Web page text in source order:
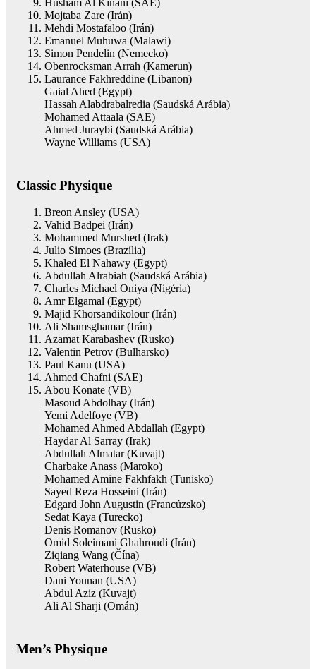
Mojtaba Zare (Irán)
Mehdi Mostafaloo (Irán)
Emanuel Muhuwa (Malawi)
Simon Pendelin (Nemecko)
Obenrocksman Arrah (Kamerun)
Laurance Fakhreddine (Libanon)
Gaial Ahed (Egypt)
Hassah Alabdrabalredia (Saudská Arábia)
Mohamed Attaala (SAE)
Ahmed Juraybi (Saudská Arábia)
Wayne Williams (USA)
Classic Physique
Breon Ansley (USA)
Vahid Badpei (Irán)
Mohammed Murshed (Irak)
Julio Simoes (Brazília)
Khaled El Nahawy (Egypt)
Abdullah Alrabiah (Saudská Arábia)
Charles Michael Oniya (Nigéria)
Amr Elgamal (Egypt)
Majid Khorsandikolour (Irán)
Ali Shamsghamar (Irán)
Azamat Karabashev (Rusko)
Valentin Petrov (Bulharsko)
Paul Kanu (USA)
Ahmed Chafni (SAE)
Abou Konate (VB)
Masoud Abdolhay (Irán)
Yemi Adelfoye (VB)
Mohamed Ahmed Abdallah (Egypt)
Haydar Al Sarray (Irak)
Abdullah Almatar (Kuvajt)
Charbake Anass (Maroko)
Mohamed Amine Fakhfakh (Tunisko)
Sayed Reza Hosseini (Irán)
Edgard John Augustin (Francúzsko)
Sedat Kaya (Turecko)
Denis Romanov (Rusko)
Omid Soleimani Ghahroudi (Irán)
Ziqiang Wang (Čína)
Robert Waterhouse (VB)
Dani Younan (USA)
Abdul Aziz (Kuvajt)
Ali Al Sharji (Omán)
Men’s Physique